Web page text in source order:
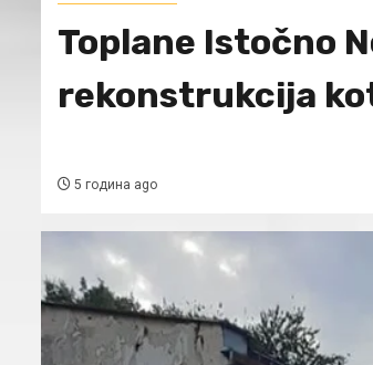
Toplane Istočno
rekonstrukcija
5 година ago